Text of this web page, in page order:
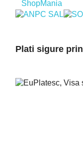
Plati sigure prin